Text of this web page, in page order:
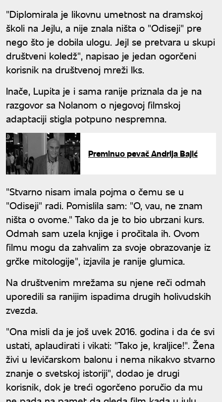
"Diplomirala je likovnu umetnost na dramskoj
školi na Jejlu, a nije znala ništa o "Odiseji" pre
nego što je dobila ulogu. Jejl se pretvara u skupi
društveni koledž", napisao je jedan ogorčeni
korisnik na društvenoj mreži Iks.
Inače, Lupita je i sama ranije priznala da je na
razgovor sa Nolanom o njegovoj filmskoj
adaptaciji stigla potpuno nespremna.
Preminuo pevač Andrija Bajić
"Stvarno nisam imala pojma o čemu se u
"Odiseji" radi. Pomislila sam: "O, vau, ne znam
ništa o ovome." Tako da je to bio ubrzani kurs.
Odmah sam uzela knjige i pročitala ih. Ovom
filmu mogu da zahvalim za svoje obrazovanje iz
grčke mitologije", izjavila je ranije glumica.
Na društvenim mrežama su njene reči odmah
uporedili sa ranijim ispadima drugih holivudskih
zvezda.
"Ona misli da je još uvek 2016. godina i da će svi
ustati, aplaudirati i vikati: "Tako je, kraljice!". Žena
živi u levičarskom balonu i nema nikakvo stvarno
znanje o svetskoj istoriji", dodao je drugi
korisnik, dok je treći ogorčeno poručio da mu